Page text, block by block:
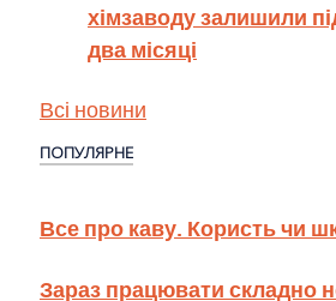
хімзаводу залишили
два місяці
Всі новини
ПОПУЛЯРНЕ
Все про каву. Користь чи
Зараз працювати складно